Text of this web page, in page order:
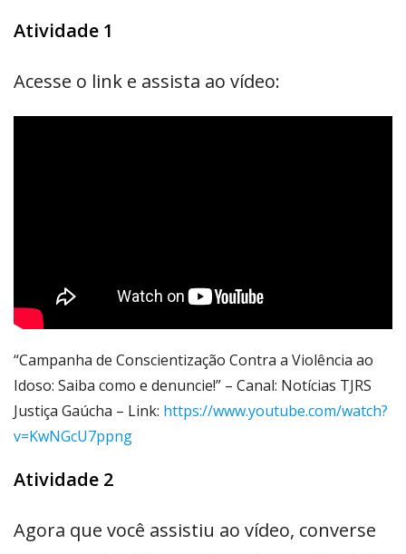
Atividade 1
Acesse o link e assista ao vídeo:
“Campanha de Conscientização Contra a Violência ao
Idoso: Saiba como e denuncie!” – Canal: Notícias TJRS
Justiça Gaúcha – Link: https://www.youtube.com/watch?
v=KwNGcU7ppng
Atividade 2
Agora que você assistiu ao vídeo, converse